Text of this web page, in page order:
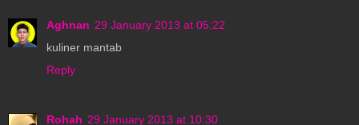
Aghnan 29 January 2013 at 05:22
kuliner mantab
Reply
Rohah 29 January 2013 at 10:30